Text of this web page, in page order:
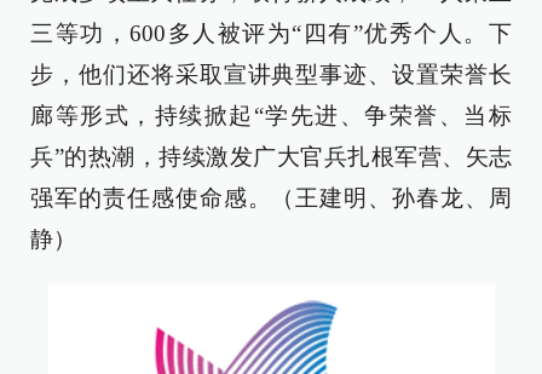
三等功，600多人被评为“四有”优秀个人。下
步，他们还将采取宣讲典型事迹、设置荣誉长
廊等形式，持续掀起“学先进、争荣誉、当标
兵”的热潮，持续激发广大官兵扎根军营、矢志
强军的责任感使命感。（王建明、孙春龙、周
静）